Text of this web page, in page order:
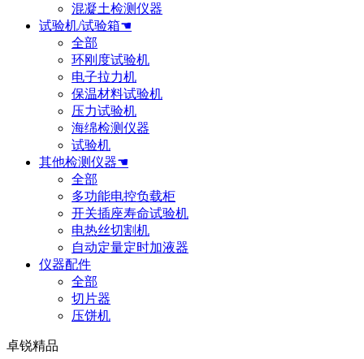
混凝土检测仪器
试验机/试验箱☚
全部
环刚度试验机
电子拉力机
保温材料试验机
压力试验机
海绵检测仪器
试验机
其他检测仪器☚
全部
多功能电控负载柜
开关插座寿命试验机
电热丝切割机
自动定量定时加液器
仪器配件
全部
切片器
压饼机
卓锐精品